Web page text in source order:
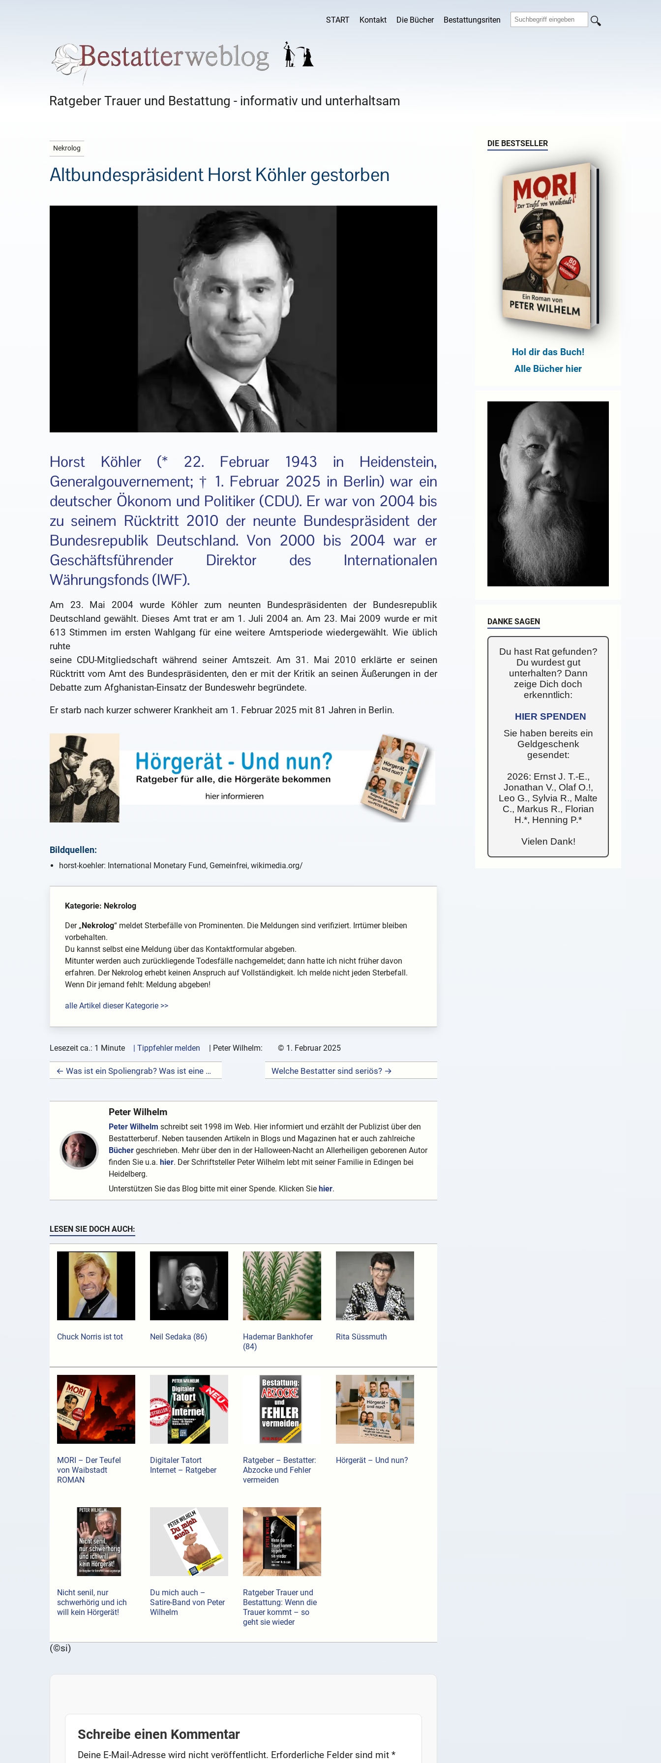
START Kontakt Die Bücher Bestattungsriten
Ratgeber Trauer und Bestattung - informativ und unterhaltsam
Nekrolog
Altbundespräsident Horst Köhler gestorben
Horst Köhler (* 22. Februar 1943 in Heidenstein,
Generalgouvernement; † 1. Februar 2025 in Berlin) war ein
deutscher Ökonom und Politiker (CDU). Er war von 2004 bis
zu seinem Rücktritt 2010 der neunte Bundespräsident der
Bundesrepublik Deutschland. Von 2000 bis 2004 war er
Geschäftsführender Direktor des Internationalen
Währungsfonds (IWF).
Am 23. Mai 2004 wurde Köhler zum neunten Bundespräsidenten der Bundesrepublik
Deutschland gewählt. Dieses Amt trat er am 1. Juli 2004 an. Am 23. Mai 2009 wurde er mit
613 Stimmen im ersten Wahlgang für eine weitere Amtsperiode wiedergewählt. Wie üblich
ruhte
seine CDU-Mitgliedschaft während seiner Amtszeit. Am 31. Mai 2010 erklärte er seinen
Rücktritt vom Amt des Bundespräsidenten, den er mit der Kritik an seinen Äußerungen in der
Debatte zum Afghanistan-Einsatz der Bundeswehr begründete.
Er starb nach kurzer schwerer Krankheit am 1. Februar 2025 mit 81 Jahren in Berlin.
Bildquellen:
horst-koehler: International Monetary Fund, Gemeinfrei, wikimedia.org/
Kategorie: Nekrolog
Der „ Nekrolog“ meldet Sterbefälle von Prominenten. Die Meldungen sind verifiziert. Irrtümer bleiben
vorbehalten.
Du kannst selbst eine Meldung über das Kontaktformular abgeben.
Mitunter werden auch zurückliegende Todesfälle nachgemeldet; dann hatte ich nicht früher davon
erfahren. Der Nekrolog erhebt keinen Anspruch auf Vollständigkeit. Ich melde nicht jeden Sterbefall.
Wenn Dir jemand fehlt: Meldung abgeben!
alle Artikel dieser Kategorie >>
Lesezeit ca.: 1 Minute | Tippfehler melden Peter Wilhelm: © 1. Februar 2025
← Was ist ein Spoliengrab? Was ist eine Spolie? Welche Bestatter sind seriös? →
Peter Wilhelm
Peter Wilhelm schreibt seit 1998 im Web. Hier informiert und erzählt der Publizist über den
Bestatterberuf. Neben tausenden Artikeln in Blogs und Magazinen hat er auch zahlreiche
Büchergeschrieben. Mehr über den in der Halloween-Nacht an Allerheiligen geborenen Autor
finden Sie u.a. hier. Der Schriftsteller Peter Wilhelm lebt mit seiner Familie in Edingen bei
Heidelberg.
Unterstützen Sie das Blog bitte mit einer Spende. Klicken Sie hier.
LESEN SIE DOCH AUCH:
Chuck Norris ist tot Neil Sedaka (86)
Hademar Bankhofer
(84)
Rita Süssmuth
MORI – Der Teufel
von Waibstadt
ROMAN
Digitaler Tatort
Internet – Ratgeber
Ratgeber – Bestatter:
Abzocke und Fehler
vermeiden
Hörgerät – Und nun?
Nicht senil, nur
schwerhörig und ich
will kein Hörgerät!
Du mich auch –
Satire-Band von Peter
Wilhelm
Ratgeber Trauer und
Bestattung: Wenn die
Trauer kommt – so
geht sie wieder
(©si)
Schreibe einen Kommentar
Deine E-Mail-Adresse wird nicht veröffentlicht. Erforderliche Felder sind mit *
DIE BESTSELLER
Hol dir das Buch!
Alle Bücher hier
DANKE SAGEN
Du hast Rat gefunden?
Du wurdest gut
unterhalten? Dann
zeige Dich doch
erkenntlich:
HIER SPENDEN
Sie haben bereits ein
Geldgeschenk
gesendet:
2026: Ernst J. T.-E.,
Jonathan V., Olaf O.!,
Leo G., Sylvia R., Malte
C., Markus R., Florian
H.*, Henning P.*
Vielen Dank!